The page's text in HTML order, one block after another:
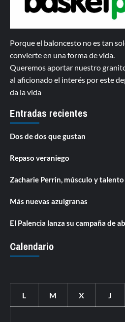
Porque el baloncesto no es tan
convierte en una forma de vida.
Queremos aportar nuestro
al aficionado el interés por este
da la vida
Entradas recientes
Dos de dos que gustan
Repaso veraniego
Zacharie Perrin, músculo y
Más nuevas azulgranas
El Palencia lanza su campaña de
Calendario
L M X J